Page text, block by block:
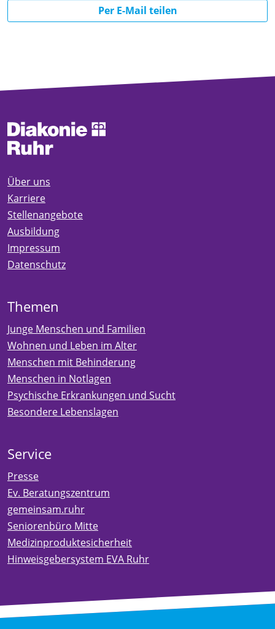
Per E-Mail teilen
Über uns
Karriere
Stellenangebote
Ausbildung
Impressum
Datenschutz
Themen
Junge Menschen und Familien
Wohnen und Leben im Alter
Menschen mit Behinderung
Menschen in Notlagen
Psychische Erkrankungen und Sucht
Besondere Lebenslagen
Service
Presse
Ev. Beratungszentrum
gemeinsam.ruhr
Seniorenbüro Mitte
Medizinproduktesicherheit
Hinweisgebersystem EVA Ruhr